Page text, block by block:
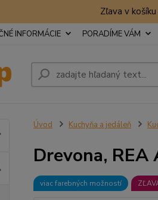
Zľava v
INFORMÁCIE PORADÍME VÁM
Úvod Kuchyňa a jedáleň
Drevona,
viac farebných možností